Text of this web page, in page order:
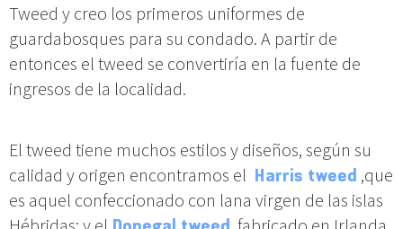
Tweed y creo los primeros uniformes de
guardabosques para su condado. A partir de
entonces el tweed se convertiría en la fuente de
ingresos de la localidad.
El tweed tiene muchos estilos y diseños, según su
calidad y origen encontramos el Harris tweed ,que
es aquel confeccionado con lana virgen de las islas